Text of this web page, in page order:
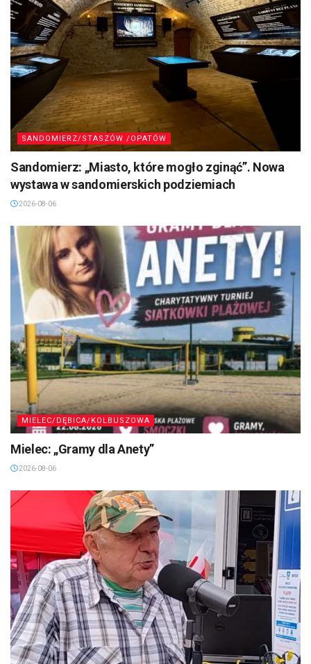
SANDOMIERZ/STASZÓW /OPATÓW
Sandomierz: „Miasto, które mogło zginąć”. Nowa
wystawa w sandomierskich podziemiach
2026-08-06
MIELEC/DĘBICA/KOLBUSZOWA
Mielec: „Gramy dla Anety”
2026-08-06